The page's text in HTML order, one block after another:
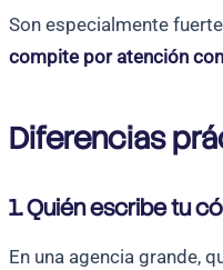
Son especialmente
compite por atención
Diferencias
1. Quién escribe tu
En una agencia grande,